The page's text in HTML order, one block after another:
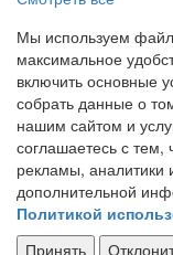
Мы используем
максимальное
включить основные
собрать данные о
нашим сайтом и
соглашаетесь с
рекламы, аналитики
дополнительной
Политикой
Принять